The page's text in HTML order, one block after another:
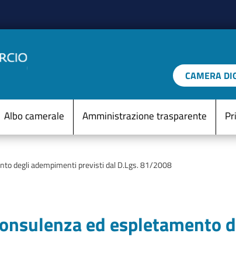
D'ITALIA
CAMERA
Menu Statico
Albo camerale Amministrazione trasparente
degli adempimenti previsti dal D.Lgs. 81/2008
ed